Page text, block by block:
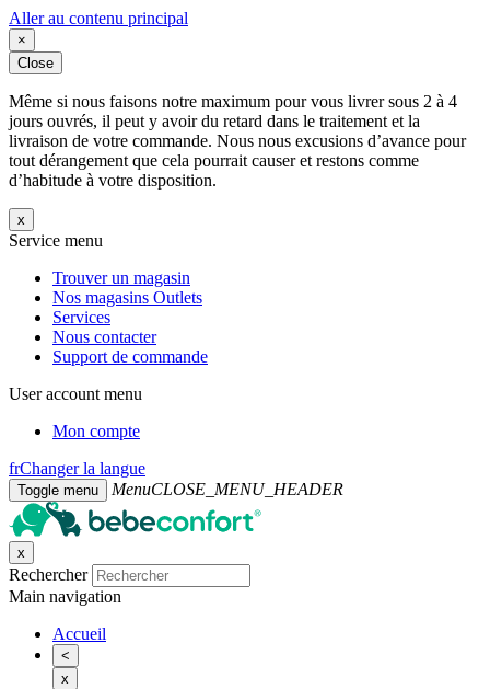
Aller au contenu principal
×
Close
Même si nous faisons notre maximum pour vous livrer sous 2 à 4
jours ouvrés, il peut y avoir du retard dans le traitement et la
livraison de votre commande. Nous nous excusions d’avance pour
tout dérangement que cela pourrait causer et restons comme
d’habitude à votre disposition.
x
Service menu
Trouver un magasin
Nos magasins Outlets
Services
Nous contacter
Support de commande
User account menu
Mon compte
frChanger la langue
Toggle menu MenuCLOSE_MENU_HEADER
x
Rechercher
Main navigation
Accueil
<
x